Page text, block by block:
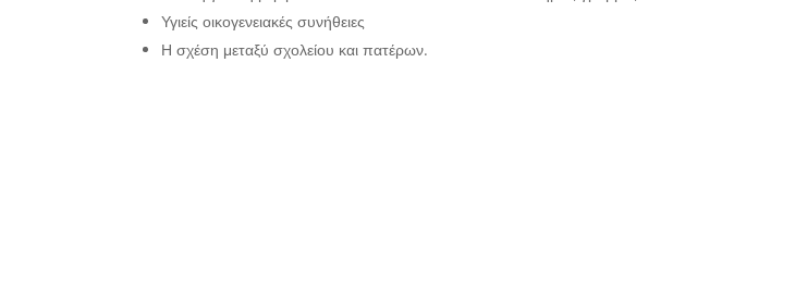
Υγιείς οικογενειακές συνήθειες
Η σχέση μεταξύ σχολείου και πατέρων.